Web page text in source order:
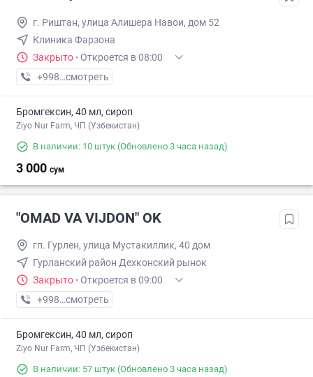
г. Риштан, улица Алишера Навои, дом 52
Клиника Фарзона
Закрыто · Откроется в 08:00
+998 (90) XXX-XX-XX
смотреть
Бромгексин, 40 мл, сироп
Ziyo Nur Farm, ЧП (Узбекистан)
В наличии: 10 штук (Обновлено 3 часа назад)
3 000 сум
"OMAD VA VIJDON" OK
гп. Гурлен, улица Мустакиллик, 40 дом
Гурланский район Дехконский рынок
Закрыто · Откроется в 09:00
+998 (97) XXX-XX-XX
смотреть
Бромгексин, 40 мл, сироп
Ziyo Nur Farm, ЧП (Узбекистан)
В наличии: 57 штук (Обновлено 3 часа назад)